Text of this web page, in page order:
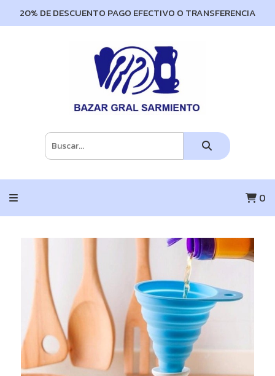
20% DE DESCUENTO PAGO EFECTIVO O TRANSFERENCIA
0